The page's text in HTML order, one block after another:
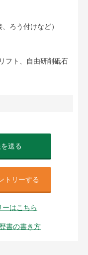
ろう付けなど）
フト、自由研削砥石
送る
トリーする
はこちら
書の書き方